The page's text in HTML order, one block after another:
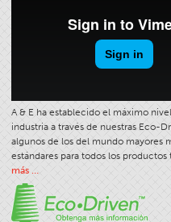
Peso De La Tela
Conocimientos Sobre Hilos
Talleres
Selección De Hilos
Glosario
ANECALC
A & E ha establecido el máximo
industria a través de nuestras Eco-
algunos de los del mundo mayores
estándares para todos los
más …